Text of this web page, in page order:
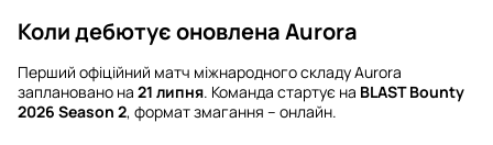
Коли дебютує оновлена Aurora
Перший офіційний матч міжнародного складу Aurora
заплановано на 21 липня. Команда стартує на BLAST Bounty
2026 Season 2, формат змагання – онлайн.